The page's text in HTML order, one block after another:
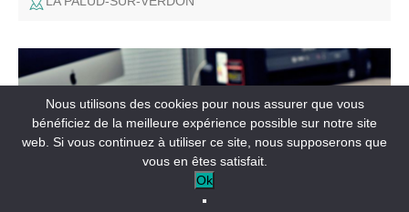
Marie Torcat consulte du lundi au mercredi, Andy Bianco
le jeudi et le vendredi.
Nous utilisons des cookies pour nous assurer que vous
bénéficiez de la meilleure expérience possible sur notre site
web. Si vous continuez à utiliser ce site, nous supposerons que
vous en êtes satisfait.
Ok